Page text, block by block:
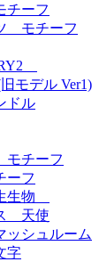
チーフ
モチーフ
モデル Ver1)
ドル
チーフ
ーフ
生物
天使
ッシュルーム
字